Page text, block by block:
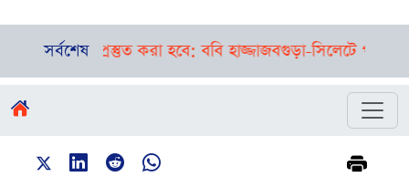
সর্বশেষ
প্রস্তুত করা হবে: ববি হাজ্জাজবগুড়া-সিলেটে পৃথক দুর্ঘটনা,